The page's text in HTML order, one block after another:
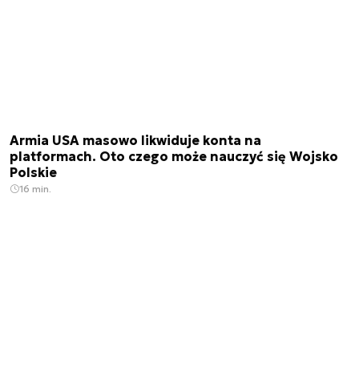
Armia USA masowo likwiduje konta na
platformach. Oto czego może nauczyć się Wojsko
Polskie
16 min.